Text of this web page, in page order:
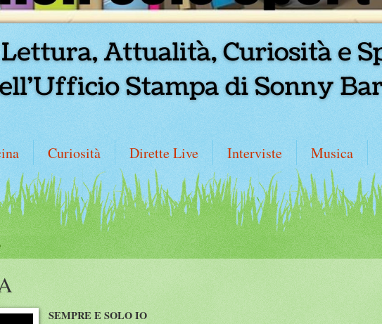
Curiosità Dirette Live Interviste Musica
SEMPRE E SOLO IO